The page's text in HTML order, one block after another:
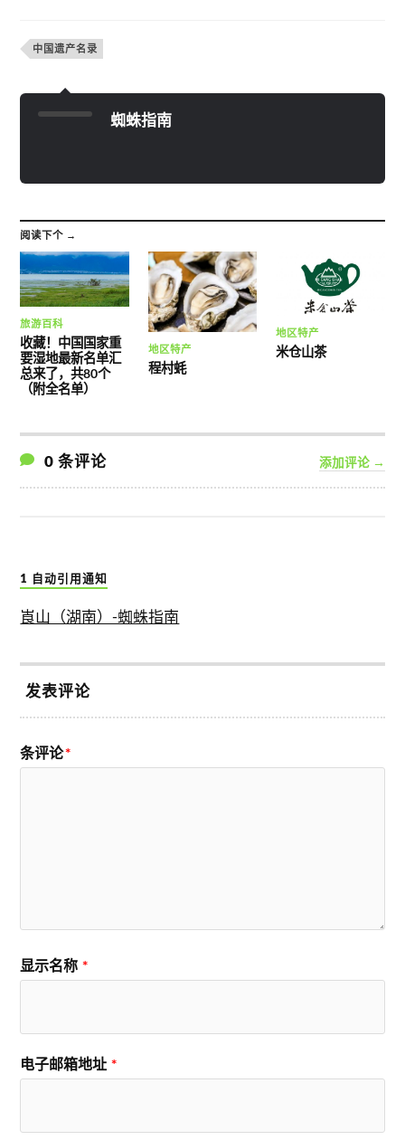
中国遗产名录
蜘蛛指南
阅读下个 →
旅游百科
收藏！中国国家重
要湿地最新名单汇
总来了，共80个
（附全名单）
地区特产
程村蚝
地区特产
米仓山茶
0 条评论 添加评论 →
1 自动引用通知
崀山（湖南）-蜘蛛指南
发表评论
条评论*
显示名称 *
电子邮箱地址 *